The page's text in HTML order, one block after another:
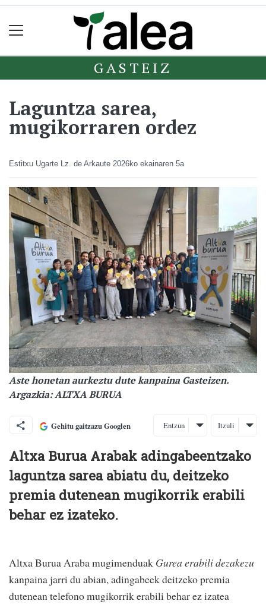
GASTEIZ
Laguntza sarea,
mugikorraren ordez
Estitxu Ugarte Lz. de Arkaute 2026ko ekainaren 5a
Aste honetan aurkeztu dute kanpaina Gasteizen.
Argazkia: ALTXA BURUA
Gehitu gaitzazu Googlen Entzun Itzuli
Altxa Burua Arabak adingabeentzako
laguntza sarea abiatu du, deitzeko
premia dutenean mugikorrik erabili
behar ez izateko.
Altxa Burua Araba mugimenduak Gurea erabili dezakezu
kanpaina jarri du abian, adingabeek deitzeko premia
dutenean telefono mugikorrik erabili behar ez izatea